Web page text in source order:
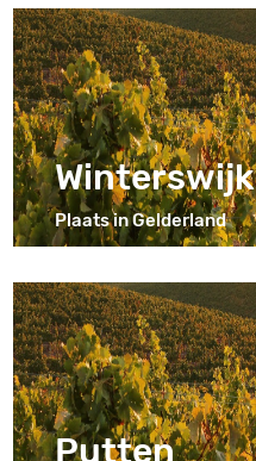
Winterswijk
Plaats in Gelderland
Putten